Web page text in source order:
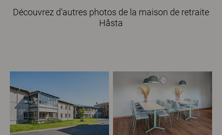
Découvrez d’autres photos de la maison de retraite
Håsta